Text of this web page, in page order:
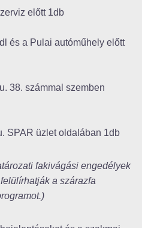
előtt 1db
és a Pulai autóműhely előtt
38. számmal szemben
SPAR üzlet oldalában 1db
fakivágási engedélyek
a szárazfa